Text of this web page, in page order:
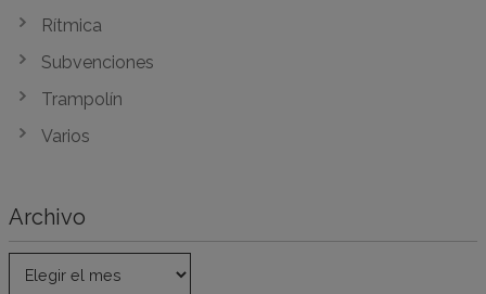
Rítmica
Subvenciones
Trampolín
Varios
Archivo